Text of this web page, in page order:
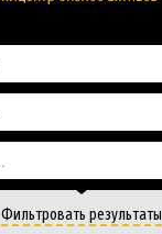
Фильтровать результаты